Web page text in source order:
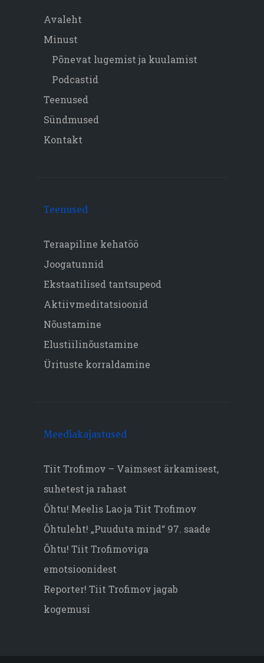
Avaleht
Minust
Põnevat lugemist ja kuulamist
Podcastid
Teenused
Sündmused
Kontakt
Teenused
Teraapiline kehatöö
Joogatunnid
Ekstaatilised tantsupeod
Aktiivmeditatsioonid
Nõustamine
Elustiilinõustamine
Ürituste korraldamine
Meediakajastused
Tiit Trofimov – Vaimsest ärkamisest,
suhetest ja rahast
Õhtu! Meelis Lao ja Tiit Trofimov
Õhtuleht! „Puuduta mind“ 97. saade
Õhtu! Tiit Trofimoviga
emotsioonidest
Reporter! Tiit Trofimov jagab
kogemusi